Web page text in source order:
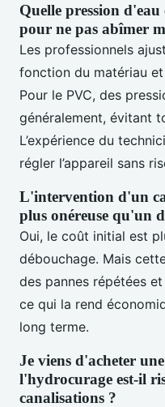
Quelle pression d'eau
pour ne pas abîmer
Les professionnels
fonction du matériau et
Pour le PVC, des
généralement, évitant
L’expérience du
régler l’appareil sans
L'intervention d'un
plus onéreuse qu'un
Oui, le coût initial est
débouchage. Mais
des pannes répétées
ce qui la rend
long terme.
Je viens d'acheter
l'hydrocurage est-il
canalisations ?